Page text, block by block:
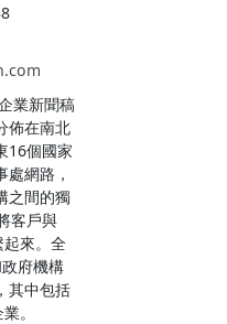
業新聞稿
佈在南北
16個國家
網路，
之間的獨
客戶與
來。全
府機構
其中包括
。